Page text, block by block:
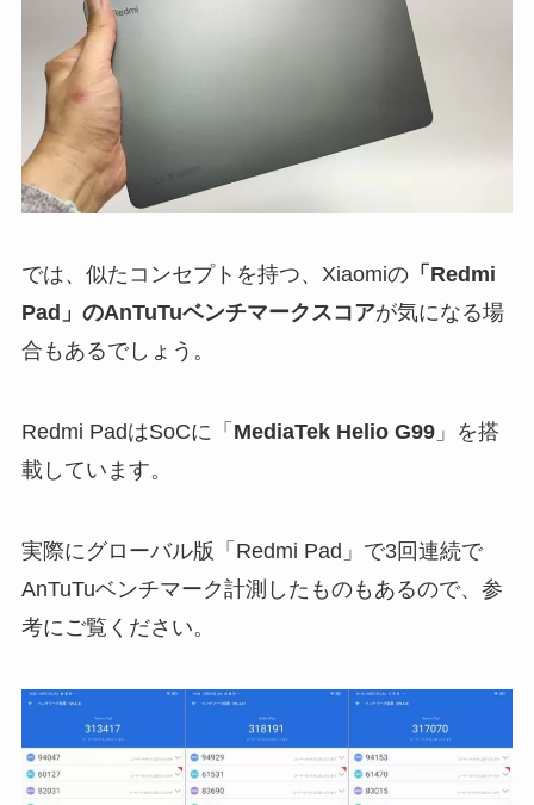
では、似たコンセプトを持つ、Xiaomiの「Redmi
Pad」のAnTuTuベンチマークスコアが気になる場
合もあるでしょう。
Redmi PadはSoCに「 MediaTek Helio G99」を搭
載しています。
実際にグローバル版「Redmi Pad」で3回連続で
AnTuTuベンチマーク計測したものもあるので、参
考にご覧ください。